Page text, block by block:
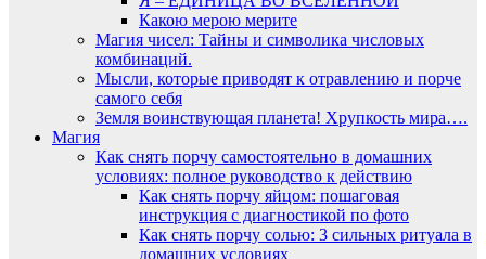
Какою мерою мерите
Магия чисел: Тайны и символика числовых
комбинаций.
Мысли, которые приводят к отравлению и порче
самого себя
Земля воинствующая планета! Хрупкость мира….
Магия
Как снять порчу самостоятельно в домашних
условиях: полное руководство к действию
Как снять порчу яйцом: пошаговая
инструкция с диагностикой по фото
Как снять порчу солью: 3 сильных ритуала в
домашних условиях